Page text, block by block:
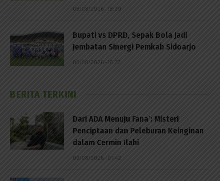
08/08/2026 - 18:39
Bupati vs DPRD, Sepak Bola Jadi
Jembatan Sinergi Pemkab Sidoarjo
08/08/2026 - 18:33
BERITA TERKINI
Dari ADA Menuju Fana’: Misteri
Penciptaan dan Peleburan Keinginan
dalam Cermin Ilahi
09/08/2026 - 01:42